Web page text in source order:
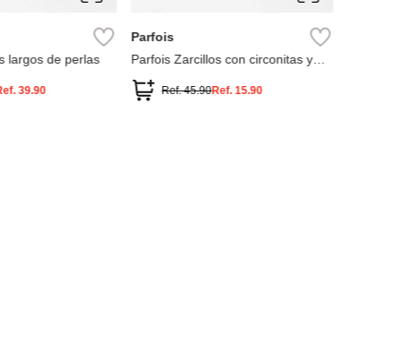
largos de perlas
39.90
Parfois
Parfois Zarcillos con circonitas y
Ref.45.90Ref.15.90